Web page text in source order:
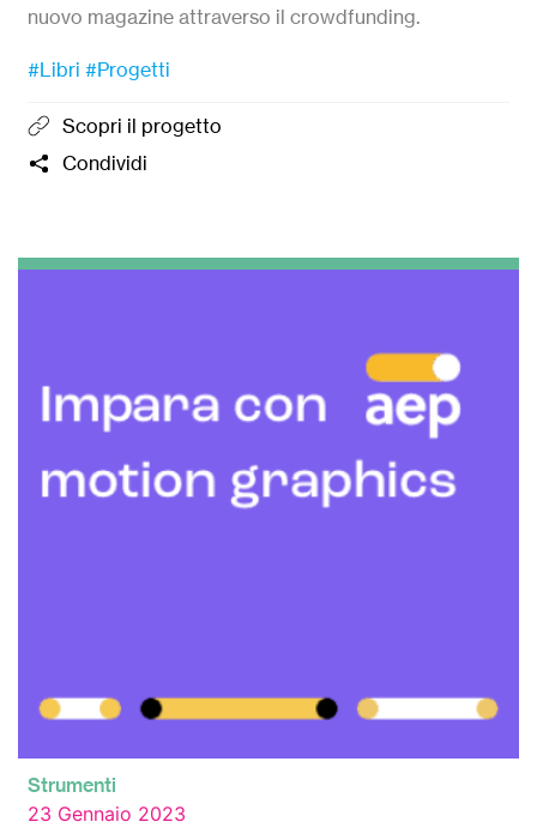
nuovo magazine attraverso il crowdfunding.
#Libri #Progetti
Scopri il progetto
Condividi
Strumenti
23 Gennaio 2023